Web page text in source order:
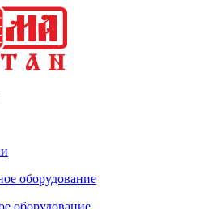
оборудование
оборудование